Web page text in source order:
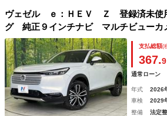
ヴェゼル ｅ：ＨＥＶ Ｚ 登録済未使
グ 純正９インチナビ マルチビューカ
ランプ Ｂｌｕｅｔｏｏｔｈ フルセ
ォグ パワーバックドア 純正１８イン
支払総額(
367.9
通常ローン
年式 2026
車検
2029
整備
法定